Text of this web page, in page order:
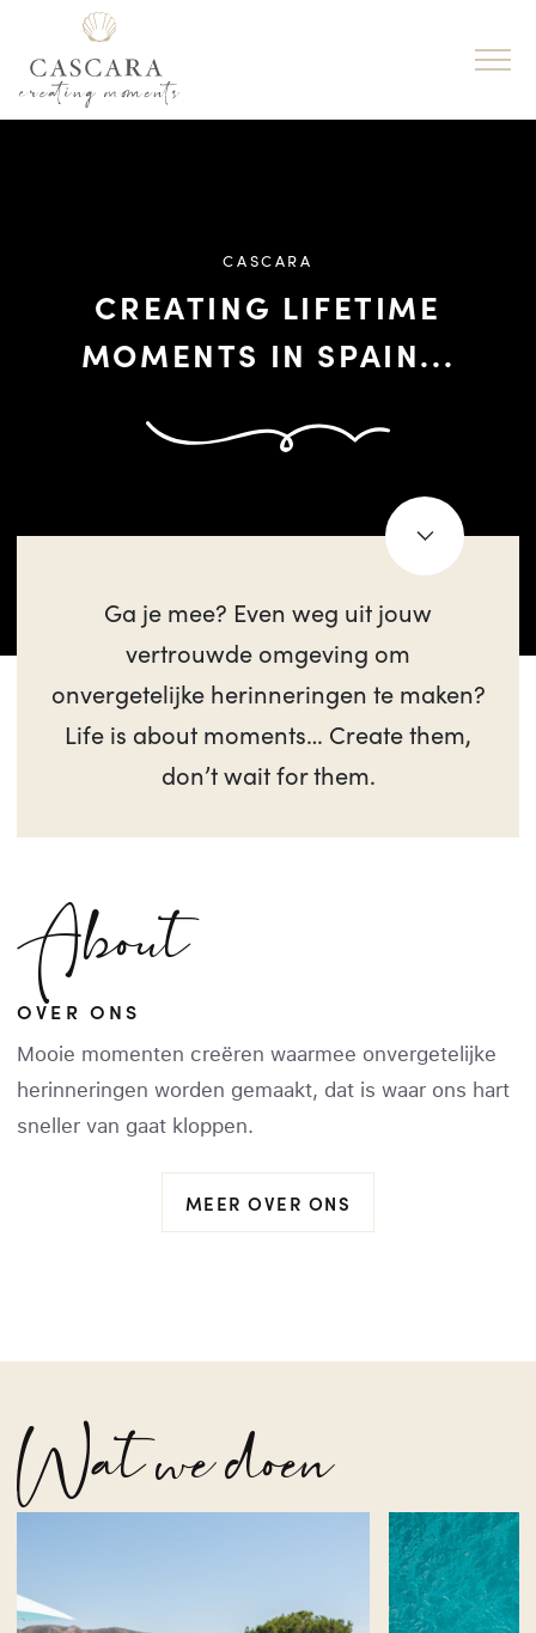
CASCARA
CREATING LIFETIME
MOMENTS IN SPAIN...
Ga je mee? Even weg uit jouw
vertrouwde omgeving om
onvergetelijke herinneringen te maken?
Life is about moments… Create them,
don’t wait for them.
About
OVER ONS
Mooie momenten creëren waarmee onvergetelijke
herinneringen worden gemaakt, dat is waar ons hart
sneller van gaat kloppen.
MEER OVER ONS
Wat we doen